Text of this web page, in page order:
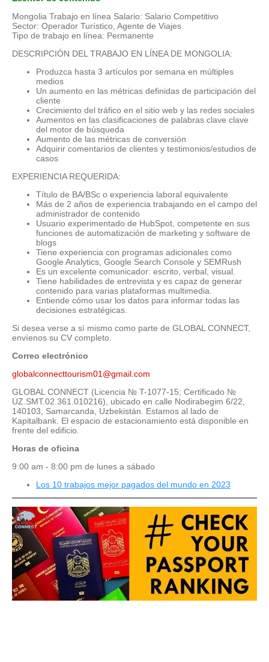
Mongolia Trabajo en línea Salario: Salario Competitivo
Sector: Operador Turístico, Agente de Viajes
Tipo de trabajo en línea: Permanente
DESCRIPCIÓN DEL TRABAJO EN LÍNEA DE MONGOLIA:
Produzca hasta 3 artículos por semana en múltiples
medios
Un aumento en las métricas definidas de participación del
cliente
Crecimiento del tráfico en el sitio web y las redes sociales
Aumentos en las clasificaciones de palabras clave clave
del motor de búsqueda
Aumento de las métricas de conversión
Adquirir comentarios de clientes y testimonios/estudios de
casos
EXPERIENCIA REQUERIDA:
Título de BA/BSc o experiencia laboral equivalente
Más de 2 años de experiencia trabajando en el campo del
administrador de contenido
Usuario experimentado de HubSpot, competente en sus
funciones de automatización de marketing y software de
blogs
Tiene experiencia con programas adicionales como
Google Analytics, Google Search Console y SEMRush
Es un excelente comunicador: escrito, verbal, visual.
Tiene habilidades de entrevista y es capaz de generar
contenido para varias plataformas multimedia.
Entiende cómo usar los datos para informar todas las
decisiones estratégicas.
Si desea verse a sí mismo como parte de GLOBAL CONNECT,
envíenos su CV completo.
Correo electrónico
globalconnecttourism01@gmail.com
GLOBAL CONNECT (Licencia № T-1077-15; Certificado №
UZ.SMT.02.361.010216), ubicado en calle Nodirabegim 6/22,
140103, Samarcanda, Uzbekistán. Estamos al lado de
Kapitalbank. El espacio de estacionamiento está disponible en
frente del edificio.
Horas de oficina
9:00 am - 8:00 pm de lunes a sábado
Los 10 trabajos mejor pagados del mundo en 2023